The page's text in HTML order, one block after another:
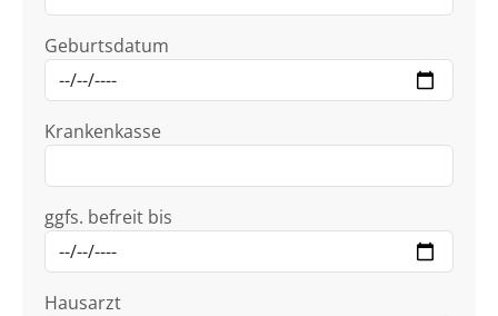
Geburtsdatum
Krankenkasse
ggfs. befreit bis
Hausarzt